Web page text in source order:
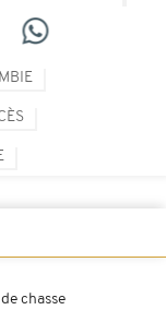
chasse